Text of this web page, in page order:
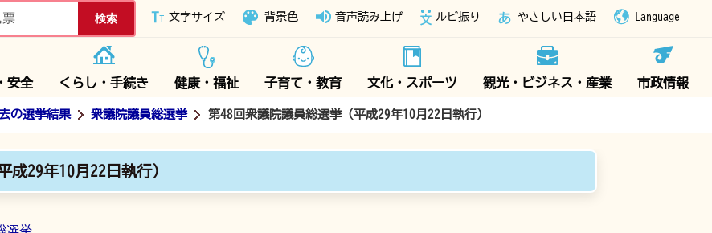
下妻市ホームページ
文字サイズ 背景色 音声読み上げ ルビ振り やさしい日本語 Language
安全 くらし・手続き 健康・福祉 子育て・教育 文化・スポーツ 観光・ビジネス・産業 市政情報
の選挙結果 衆議院議員総選挙 第48回衆議院議員総選挙（平成29年10月22日執行）
成29年10月22日執行）